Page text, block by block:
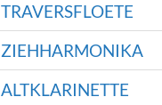
TRAVERSFLOETE
ZIEHHARMONIKA
ALTKLARINETTE